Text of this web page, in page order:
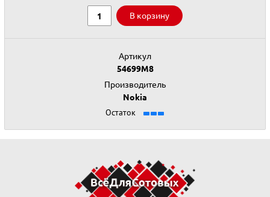
В корзину
Артикул
54699M8
Производитель
Nokia
Остаток